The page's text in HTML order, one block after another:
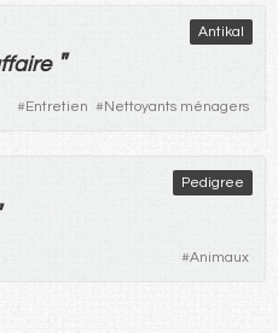
Antikal
"
#Entretien #Nettoyants ménagers
Pedigree
#Animaux